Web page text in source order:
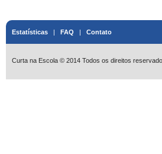
Estatísticas | FAQ | Contato
Curta na Escola © 2014 Todos os direitos